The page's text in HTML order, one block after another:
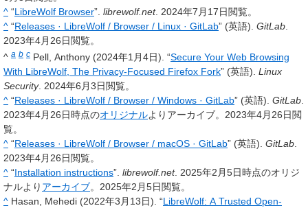
^ “LibreWolf Browser”. librewolf.net. 2024年7月17日閲覧。
^ “Releases · LibreWolf / Browser / Linux · GitLab” (英語). GitLab
2023年4月26日閲覧。
^ a b c Pell, Anthony (2024年1月4日). “Secure Your Web Browsing
With LibreWolf, The Privacy-Focused Firefox Fork” (英語). Linux
Security. 2024年6月3日閲覧。
^ “Releases · LibreWolf / Browser / Windows · GitLab” (英語). GitLab
2023年4月26日時点のオリジナルよりアーカイブ。2023年4月26日閲
覧。
^ “Releases · LibreWolf / Browser / macOS · GitLab” (英語). GitLab
2023年4月26日閲覧。
^ “Installation instructions”. librewolf.net. 2025年2月5日時点のオリジ
ナルより アーカイブ。2025年2月5日閲覧。
^ Hasan, Mehedi (2022年3月13日). “LibreWolf: A Trusted Open-